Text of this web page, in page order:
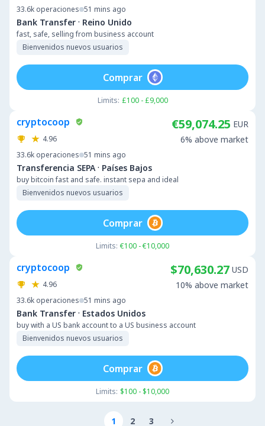
33.6k operaciones 51 mins ago
Bank Transfer · Reino Unido
fast, safe, selling from business account
Bienvenidos nuevos usuarios
Limits: £100 - £9,000
Comprar
cryptocoop
4.96
33.6k operaciones 51 mins ago
Transferencia SEPA · Países Bajos
buy bitcoin fast and safe. instant sepa and ideal
Bienvenidos nuevos usuarios
€59,074.25 EUR
6% above market
Limits: €100 - €10,000
Comprar
cryptocoop
4.96
33.6k operaciones 51 mins ago
Bank Transfer · Estados Unidos
buy with a US bank account to a US business account
Bienvenidos nuevos usuarios
$70,630.27 USD
10% above market
Limits: $100 - $10,000
Comprar
1 2 3 